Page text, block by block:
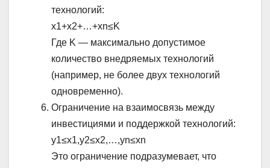
технологий:
x1+x2+…+xn≤K
Где K — максимально допустимое
количество внедряемых технологий
(например, не более двух технологий
одновременно).
Ограничение на взаимосвязь между
инвестициями и поддержкой технологий:
y1≤x1,y2≤x2,…,yn≤xn
Это ограничение подразумевает, что